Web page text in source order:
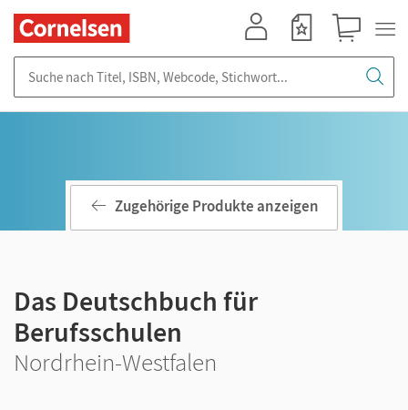
Zugehörige Produkte anzeigen
Das Deutschbuch für
Berufsschulen
Nordrhein-Westfalen